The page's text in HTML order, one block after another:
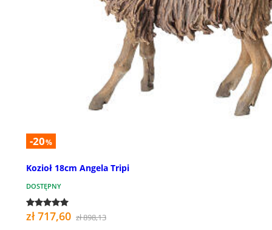
-20%
Kozioł 18cm Angela Tripi
DOSTĘPNY
zł 717,60 zł 898,13